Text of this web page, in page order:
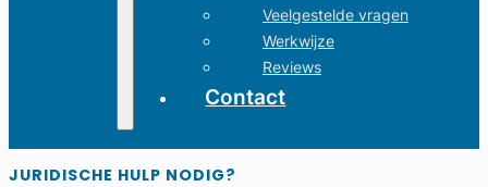
Veelgestelde vragen
Werkwijze
Reviews
Contact
JURIDISCHE HULP NODIG?